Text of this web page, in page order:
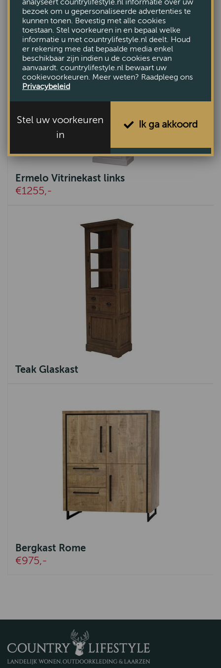
Ermelo Vitrinekast links
€1255,-
Teak Glaskast
Bergkast Rome
€975,-
bezoek om u gepersonaliseerde advertenties te
kunnen tonen. Bevestig met alle cookies
toestaan. Stel voorkeuren in en bepaal welke
informatie u met countrylifestyle.nl deelt. Houd
er rekening mee dat bepaalde media enkel
beschikbaar zijn indien u de cookies ervan
aanvaardt. countrylifestyle.nl bewaart uw
cookievoorkeuren. Meer weten? Raadpleeg ons
Privacybeleid
Stel uw voorkeuren
in
Ik ga akkoord